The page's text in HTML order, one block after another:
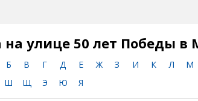
улице 50 лет Победы в
Б В Г Д Е Ж З И К Л М
Ш Щ Э Ю Я